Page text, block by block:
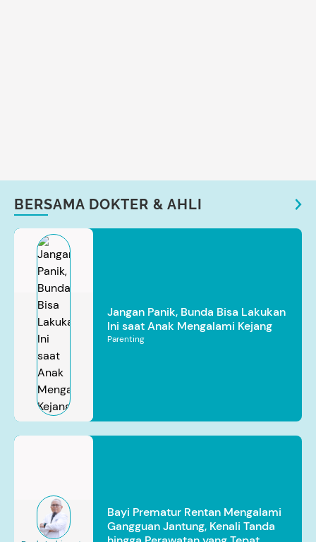
BERSAMA DOKTER & AHLI
Jangan Panik, Bunda Bisa Lakukan
Ini saat Anak Mengalami Kejang
Parenting
Bayi Prematur Rentan Mengalami
Gangguan Jantung, Kenali Tanda